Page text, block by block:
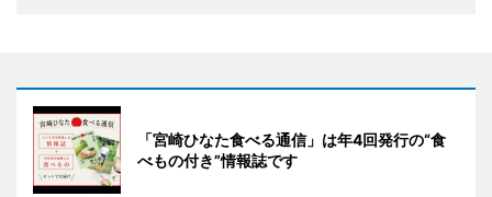
「宮崎ひなた食べる通信」は年4回発行の“食
べもの付き”情報誌です